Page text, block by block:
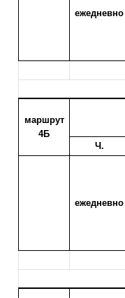
ежедневно
маршрут
4Б
Ч.
ежедневно